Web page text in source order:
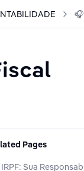
Pages
IRPF: Sua